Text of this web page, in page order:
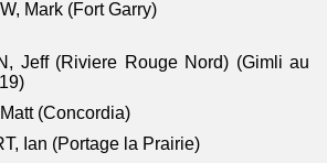
Mark (Fort Garry)
Jeff (Riviere Rouge Nord) (Gimli au
(Concordia)
Ian (Portage la Prairie)